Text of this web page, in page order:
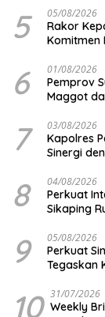
5 05/08/2026
Rakor
Komitmen
6 01/08/2026
Pemprov
Maggot
7 03/08/2026
Kapolres
Sinergi
8 04/08/2026
Perkuat
Sikaping
9 05/08/2026
Perkuat
Tegaskan
10 31/07/2026
Weekly